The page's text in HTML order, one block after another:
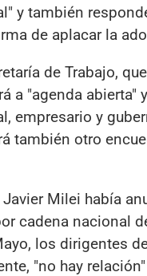
y también
de aplacar la
de Trabajo,
a "agenda
empresario y
también otro
Milei había
cadena nacional
los dirigentes
"no hay